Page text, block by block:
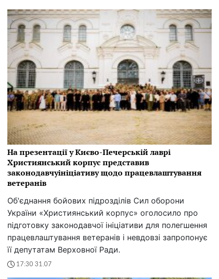
На презентації у Києво-Печерській лаврі
Християнський корпус представив
законодавчуініціативу щодо працевлаштування
ветеранів
Об'єднання бойових підрозділів Сил оборони
України «Християнський корпус» оголосило про
підготовку законодавчої ініціативи для полегшення
працевлаштування ветеранів і невдовзі запропонує
її депутатам Верховної Ради.
17:30 31.07